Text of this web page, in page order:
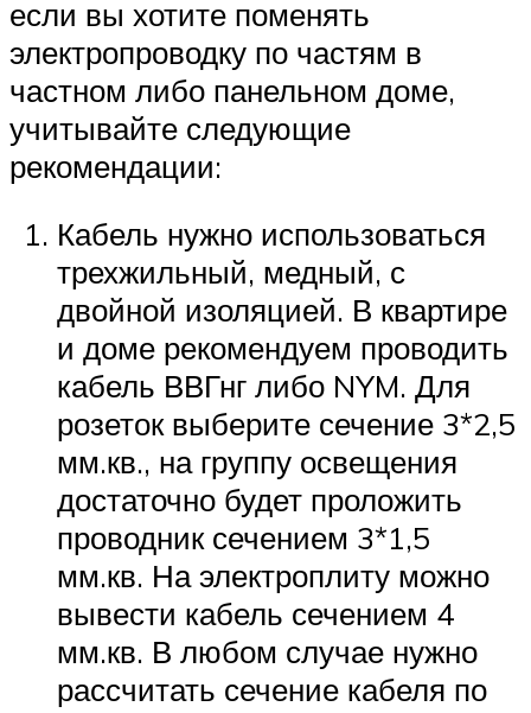
если вы хотите поменять
электропроводку по частям в
частном либо панельном доме,
учитывайте следующие
рекомендации:
Кабель нужно использоваться
трехжильный, медный, с
двойной изоляцией. В квартире
и доме рекомендуем проводить
кабель ВВГнг либо NYM. Для
розеток выберите сечение 3*2,5
мм.кв., на группу освещения
достаточно будет проложить
проводник сечением 3*1,5
мм.кв. На электроплиту можно
вывести кабель сечением 4
мм.кв. В любом случае нужно
рассчитать сечение кабеля по